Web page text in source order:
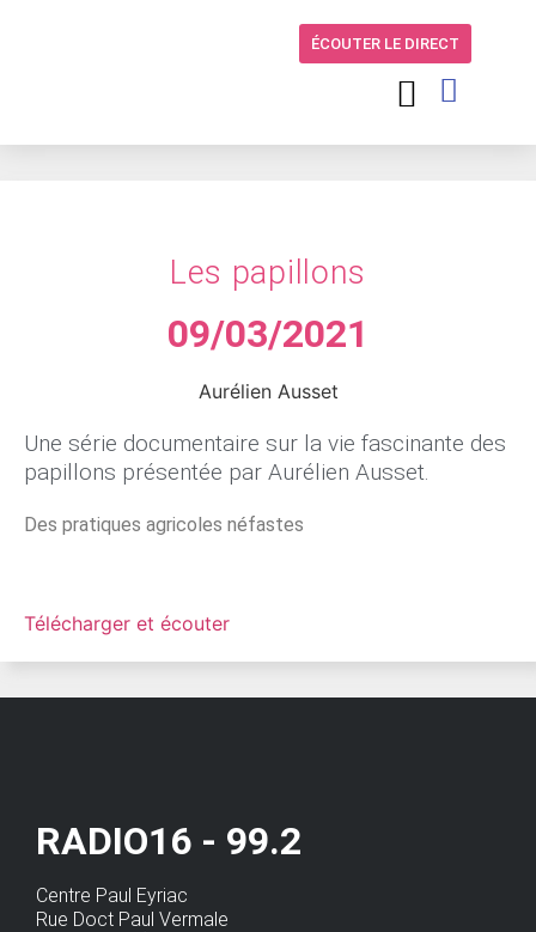
ÉCOUTER LE DIRECT
Les papillons
09/03/2021
Aurélien Ausset
Une série documentaire sur la vie fascinante des
papillons présentée par Aurélien Ausset.
Des pratiques agricoles néfastes
Télécharger et écouter
RADIO16 - 99.2
Centre Paul Eyriac
Rue Doct Paul Vermale